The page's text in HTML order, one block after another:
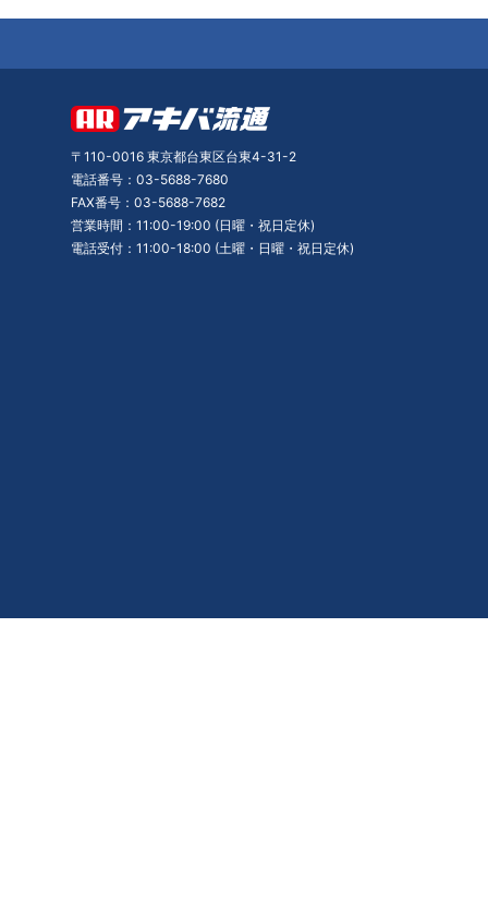
〒110-0016 東京都台東区台東4-31-2
電話番号：03-5688-7680
FAX番号：03-5688-7682
営業時間：11:00-19:00 (日曜・祝日定休)
電話受付：11:00-18:00 (土曜・日曜・祝日定休)